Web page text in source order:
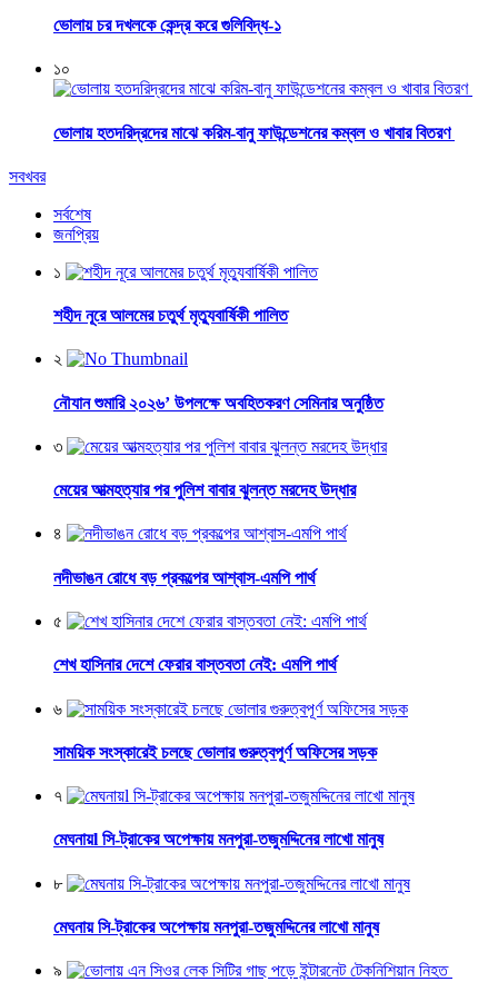
ভোলায় চর দখলকে কেন্দ্র করে গুলিবিদ্ধ-১
১০
ভোলায় হতদরিদ্রদের মাঝে করিম-বানু ফাউন্ডেশনের কম্বল ও খাবার বিতরণ
সবখবর
সর্বশেষ
জনপ্রিয়
১
শহীদ নূরে আলমের চতুর্থ মৃত্যুবার্ষিকী পালিত
২
নৌযান শুমারি ২০২৬’ উপলক্ষে অবহিতকরণ সেমিনার অনুষ্ঠিত
৩
মেয়ের আত্মহত্যার পর পুলিশ বাবার ঝুলন্ত মরদেহ উদ্ধার
৪
নদীভাঙন রোধে বড় প্রকল্পের আশ্বাস-এমপি পার্থ
৫
শেখ হাসিনার দেশে ফেরার বাস্তবতা নেই: এমপি পার্থ
৬
সাময়িক সংস্কারেই চলছে ভোলার গুরুত্বপূর্ণ অফিসের সড়ক
৭
মেঘনায়l সি-ট্রাকের অপেক্ষায় মনপুরা-তজুমদ্দিনের লাখো মানুষ
৮
মেঘনায় সি-ট্রাকের অপেক্ষায় মনপুরা-তজুমদ্দিনের লাখো মানুষ
৯